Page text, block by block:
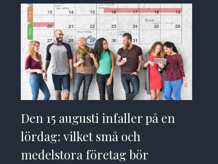
Den 15 augusti infaller på en
lördag: vilket små och
medelstora företag bör